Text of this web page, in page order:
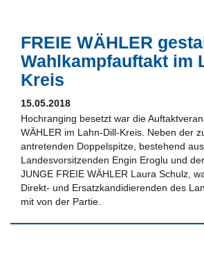
FREIE WÄHLER
Wahlkampfauftakt im
Kreis
15.05.2018
Hochranging besetzt war die
WÄHLER im Lahn-Dill-Kreis. Neben der
antretenden Doppelspitze, bestehend
Landesvorsitzenden Engin Eroglu und
JUNGE FREIE WÄHLER Laura Schulz,
Direkt- und Ersatzkandidierenden des
mit von der Partie.